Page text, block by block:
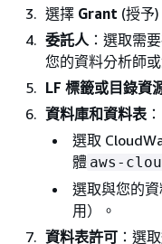
選擇 Grant (授予)
委託人：選取需
您的資料分析師
LF 標籤或目錄資
資料庫和資料表：
選取
體 aws-
選取與您的
用）。
資料表許可 ：選取